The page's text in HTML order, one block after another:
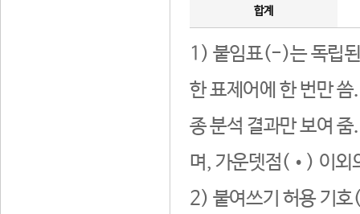
합계
1) 붙임표(-)는 독립된
한 표제어에 한 번만
종 분석 결과만 보여
며, 가운뎃점(•) 이외
2) 붙여쓰기 허용 기호